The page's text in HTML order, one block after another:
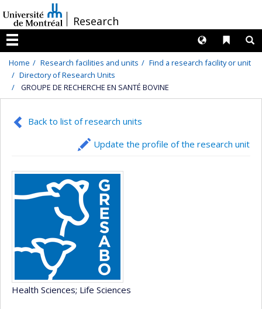
au
contenu
/Research
Menu
Liens
Langues
Home Research facilities and units
Find a research facility or unit
Directory of Research Units
GROUPE DE RECHERCHE EN SANTÉ BOVINE
Back to list of research units
Update the profile of the research unit
Health Sciences; Life Sciences